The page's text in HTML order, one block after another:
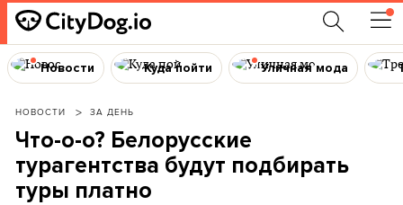
Новости Куда пойти Уличная мода
НОВОСТИ ЗА ДЕНЬ
Что-о-о? Белорусские
турагентства будут подбирать
туры платно